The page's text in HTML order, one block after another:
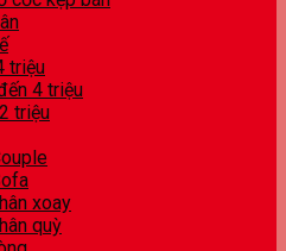
triệu
4 triệu
triệu
xoay
quỳ